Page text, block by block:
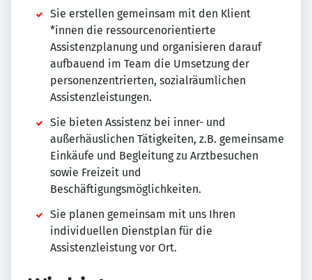
Sie erstellen gemeinsam mit den Klient
*innen die ressourcenorientierte
Assistenzplanung und organisieren darauf
aufbauend im Team die Umsetzung der
personenzentrierten, sozialräumlichen
Assistenzleistungen.
Sie bieten Assistenz bei inner- und
außerhäuslichen Tätigkeiten, z.B. gemeinsame
Einkäufe und Begleitung zu Arztbesuchen
sowie Freizeit und
Beschäftigungsmöglichkeiten.
Sie planen gemeinsam mit uns Ihren
individuellen Dienstplan für die
Assistenzleistung vor Ort.